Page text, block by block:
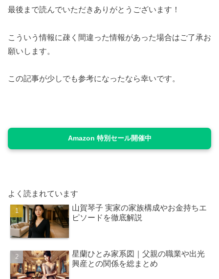
最後まで読んでいただきありがとうございます！
こういう情報に疎く間違った情報があった場合はご了承お
願いします。
この記事が少しでも参考になったなら幸いです。
Amazon 特別セール開催中
よく読まれています
山賀琴子 実家の家族構成やお金持ちエ
ピソードを徹底解説
星蘭ひとみ家系図｜父親の職業や出光
興産との関係を総まとめ